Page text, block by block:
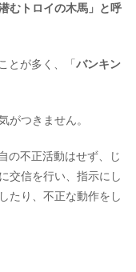
むトロイの木馬」と呼
とが多く、「 バンキン
がつきません。
の不正活動はせず、じ
交信を行い、指示にし
たり、不正な動作をし